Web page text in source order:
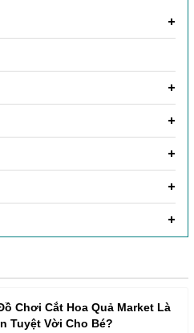
Chơi Cắt Hoa Quả Market Là
Tuyệt Vời Cho Bé?